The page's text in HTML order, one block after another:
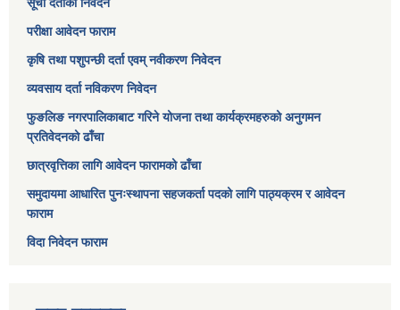
सूची दर्ताको निवेदन
परीक्षा आवेदन फाराम
कृषि तथा पशुपन्छी दर्ता एवम् नवीकरण निवेदन
व्यवसाय दर्ता नविकरण निवेदन
फुङलिङ नगरपालिकाबाट गरिने योजना तथा कार्यक्रमहरुको अनुगमन
प्रतिवेदनको ढाँचा
छात्रवृत्तिका लागि आवेदन फारामको ढाँचा
समुदायमा आधारित पुनःस्थापना सहजकर्ता पदको लागि पाठ्यक्रम र आवेदन
फाराम
विदा निवेदन फाराम